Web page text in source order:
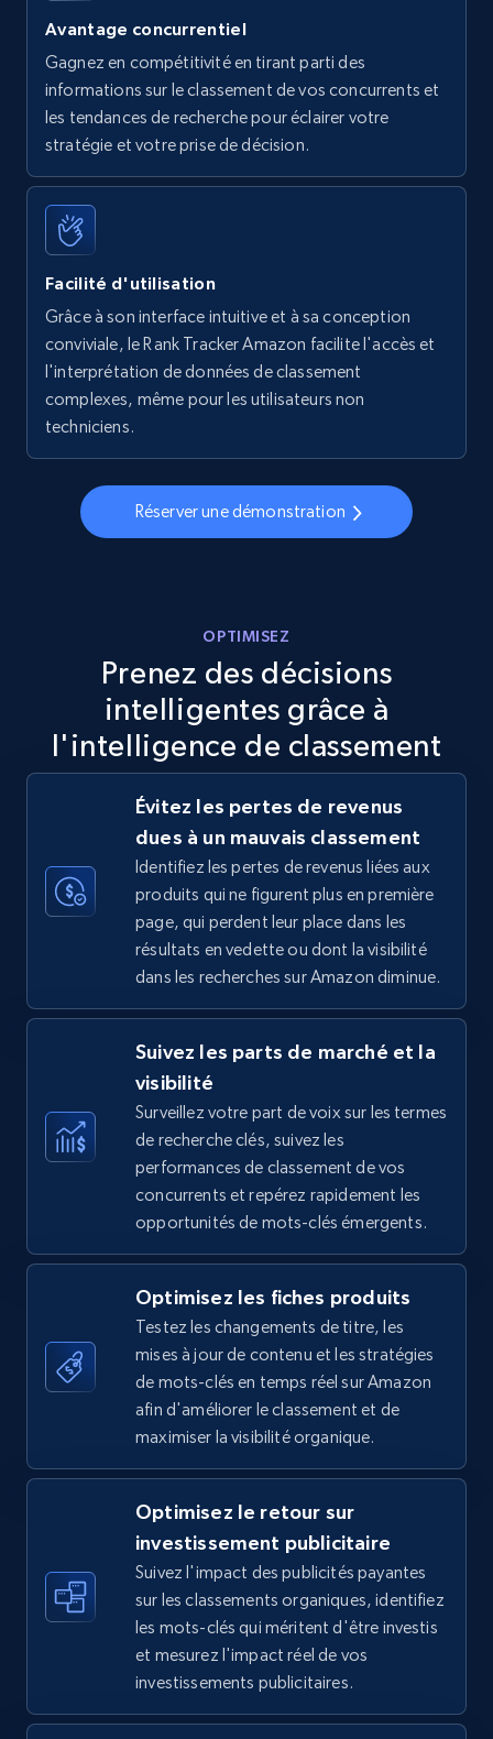
using specific category URL
URL, Final price, Sku, Currency, Gtin,
Specifications, Image urls, Top reviews, and
more.
Walmart - products - Collects products by
specific keywords
URL, Final price, Sku, Currency, Gtin,
Specifications, Image urls, Top reviews, and
more.
5.6K+
using sku numbers
URL, Final price, Sku, Currency, Gtin,
Specifications, Image urls, Top reviews, and
5.6K+ 877+ Commencer
TikTok Shop
URL, Title, Available, Description, Currency, Initial
price, Final price, Discount percent, and more.
TikTok Shop - category
URL, Title, Available, Description, Currency, Initial
price, Final price, Discount percent, and more.
668+ Commencer
TikTok Shop - Collect TikTok shop products
by keywords search
URL, Title, Available, Description, Currency, Initial
price, Final price, Discount percent, and more.
5.4K+ 668+ Commencer
TikTok Shop - discover records by shop url
URL, Title, Available, Description, Currency, Initial
price, Final price, Discount percent, and more.
Avantage concurrentiel
Gagnez en compétitivité en tirant parti des
informations sur le classement de vos concurrents et
les tendances de recherche pour éclairer votre
stratégie et votre prise de décision.
Facilité d'utilisation
Grâce à son interface intuitive et à sa conception
conviviale, le Rank Tracker Amazon facilite l'accès et
l'interprétation de données de classement
complexes, même pour les utilisateurs non
techniciens.
Réserver une démonstration
OPTIMISEZ
Prenez des décisions
intelligentes grâce à
l'intelligence de classement
Évitez les pertes de revenus
dues à un mauvais classement
Identifiez les pertes de revenus liées aux
produits qui ne figurent plus en première
page, qui perdent leur place dans les
résultats en vedette ou dont la visibilité
dans les recherches sur Amazon diminue.
Suivez les parts de marché et la
visibilité
Surveillez votre part de voix sur les termes
de recherche clés, suivez les
performances de classement de vos
concurrents et repérez rapidement les
opportunités de mots-clés émergents.
Optimisez les fiches produits
Testez les changements de titre, les
mises à jour de contenu et les stratégies
de mots-clés en temps réel sur Amazon
afin d'améliorer le classement et de
maximiser la visibilité organique.
Optimisez le retour sur
investissement publicitaire
Suivez l'impact des publicités payantes
sur les classements organiques, identifiez
les mots-clés qui méritent d'être investis
et mesurez l'impact réel de vos
investissements publicitaires.